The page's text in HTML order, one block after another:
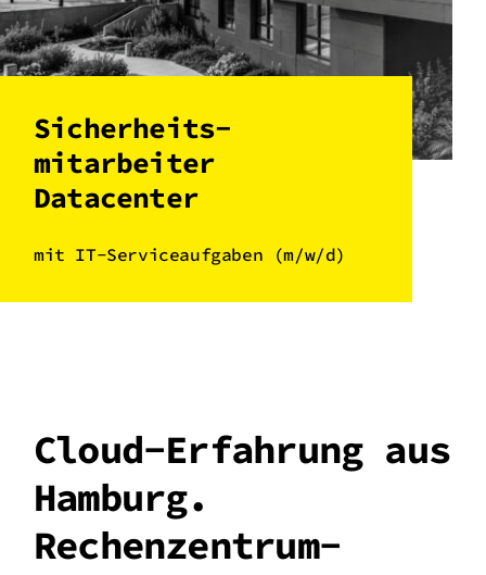
Sicherheits­
mitarbeiter
Datacenter
mit IT-Serviceaufgaben (m/w/d)
Cloud-Erfahrung aus
Hamburg.
Rechenzentrum-